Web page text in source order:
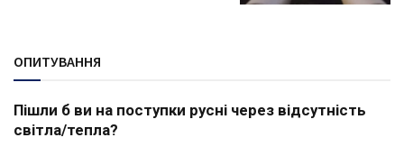
ОПИТУВАННЯ
Пішли б ви на поступки русні через відсутність
світла/тепла?